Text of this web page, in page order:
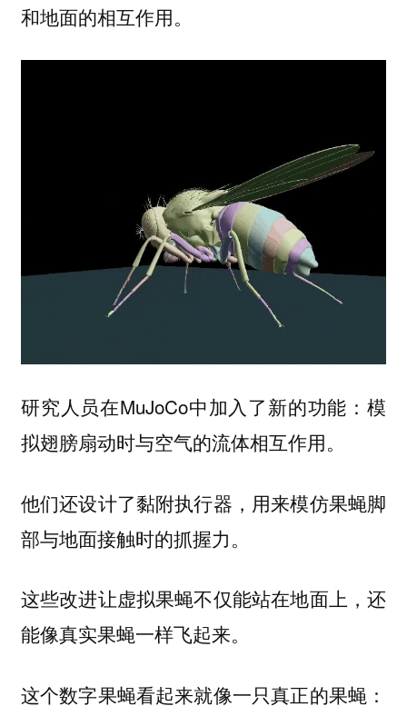
和地面的相互作用。
研究人员在MuJoCo中加入了新的功能：模
拟翅膀扇动时与空气的流体相互作用。
他们还设计了黏附执行器，用来模仿果蝇脚
部与地面接触时的抓握力。
这些改进让虚拟果蝇不仅能站在地面上，还
能像真实果蝇一样飞起来。
这个数字果蝇看起来就像一只真正的果蝇：